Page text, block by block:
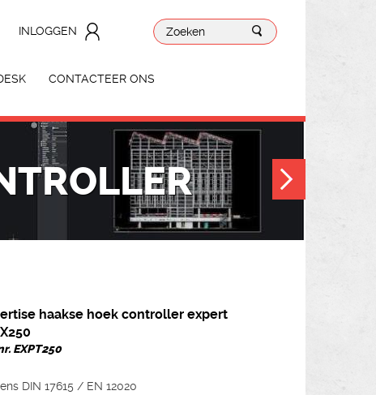
INLOGGEN
CONTACTEER ONS
haakse hoek controller expert
EXPT250
DIN 17615 / EN 12020